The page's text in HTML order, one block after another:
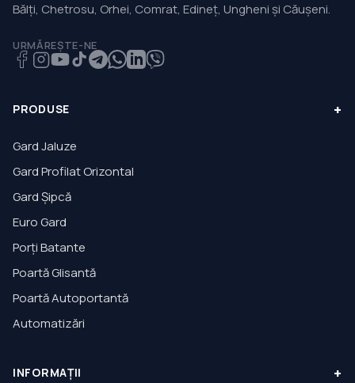
Bălți, Chetrosu, Orhei, Comrat, Edineț, Ungheni și Căușeni.
URMĂREȘTE-NE
PRODUSE +
Gard Jaluze
Gard Profilat Orizontal
Gard Șipcă
Euro Gard
Porți Batante
Poartă Glisantă
Poartă Autoportantă
Automatizări
INFORMAȚII +